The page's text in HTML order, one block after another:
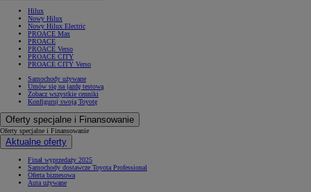
Hilux
Nowy Hilux
Nowy Hilux Electric
PROACE Max
PROACE
PROACE Verso
PROACE CITY
PROACE CITY Verso
Samochody używane
Umów się na jazdę testową
Zobacz wszystkie cenniki
Konfiguruj swoją Toyotę
Oferty specjalne i Finansowanie
Oferty specjalne i Finansowanie
Aktualne oferty
Finał wyprzedaży 2025
Samochody dostawcze Toyota Professional
Oferta biznesowa
Auta używane